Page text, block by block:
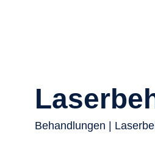
Behandlungen |